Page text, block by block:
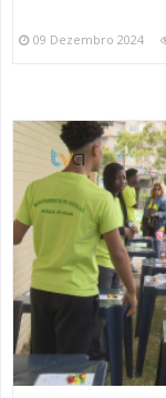
09 Dezembro 2024